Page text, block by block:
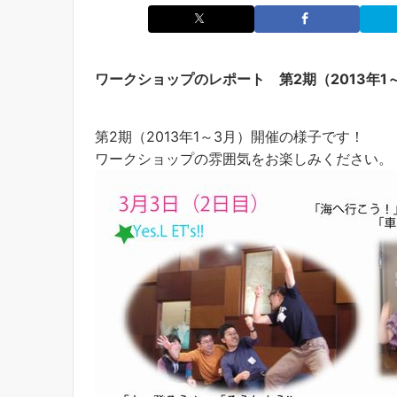
ワークショップのレポート 第2期（2013年1
第2期（2013年1～3月）開催の様子です！
ワークショップの雰囲気をお楽しみください。